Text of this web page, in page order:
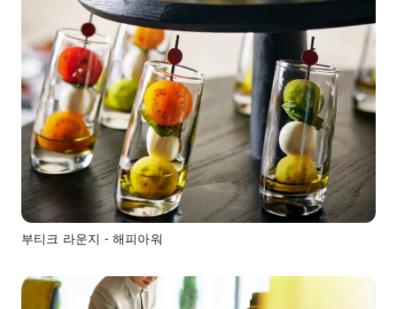
부티크 라운지 - 해피아워